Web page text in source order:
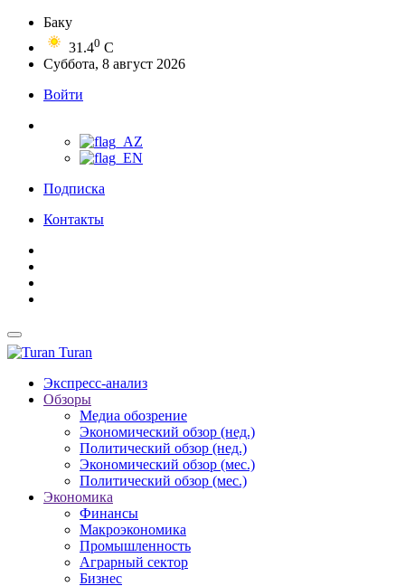
Баку
31.40 C
Суббота, 8 август 2026
Войти
Подписка
Контакты
Turan
Экспресс-анализ
Обзоры
Медиа обозрение
Экономический обзор (нед.)
Политический обзор (нед.)
Экономический обзор (мес.)
Политический обзор (мес.)
Экономика
Финансы
Макроэкономика
Промышленность
Аграрный сектор
Бизнес